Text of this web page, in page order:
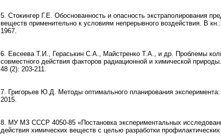
5. Стокингер Г.Е. Обоснованность и опасность экстраполирования
веществ применительно к условиям непрерывного воздействия. В
1967.
6. Евсеева Т.И., Гераськин С.А., Майстренко Т.А., и др. Проблемы
совместного действия факторов радиационной и химической
48 (2): 203-211.
7. Григорьев Ю.Д. Методы оптимального планирования
2015.
8. МУ МЗ СССР 4050-85 «Постановка экспериментальных
действия химических веществ с целью разработки